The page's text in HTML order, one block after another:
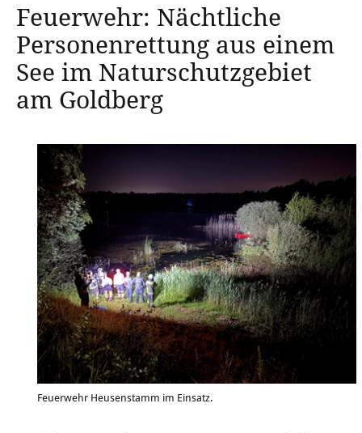
Feuerwehr: Nächtliche
Personenrettung aus einem
See im Naturschutzgebiet
am Goldberg
Feuerwehr Heusenstamm im Einsatz.
Bürgerbüro
Heirat
Abfall & Entsorgung
Wasser & Abwasser
Ortsgerichte & Schiedsamt
Verwaltung & Politik
Satzungen & Stadtrecht
Ausschreibungen
Karriere & Ausbildung